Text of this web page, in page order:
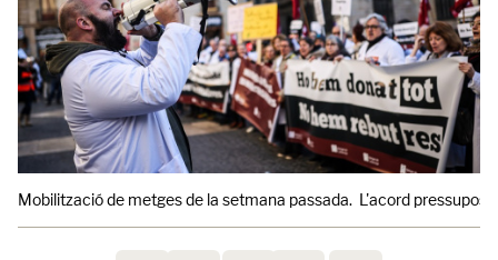
Mobilització de metges de la setmana passada. L'acord